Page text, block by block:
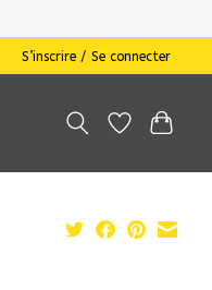
S’inscrire / Se connecter